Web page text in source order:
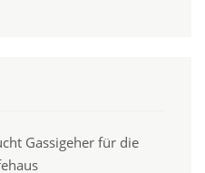
Gassigeher für die